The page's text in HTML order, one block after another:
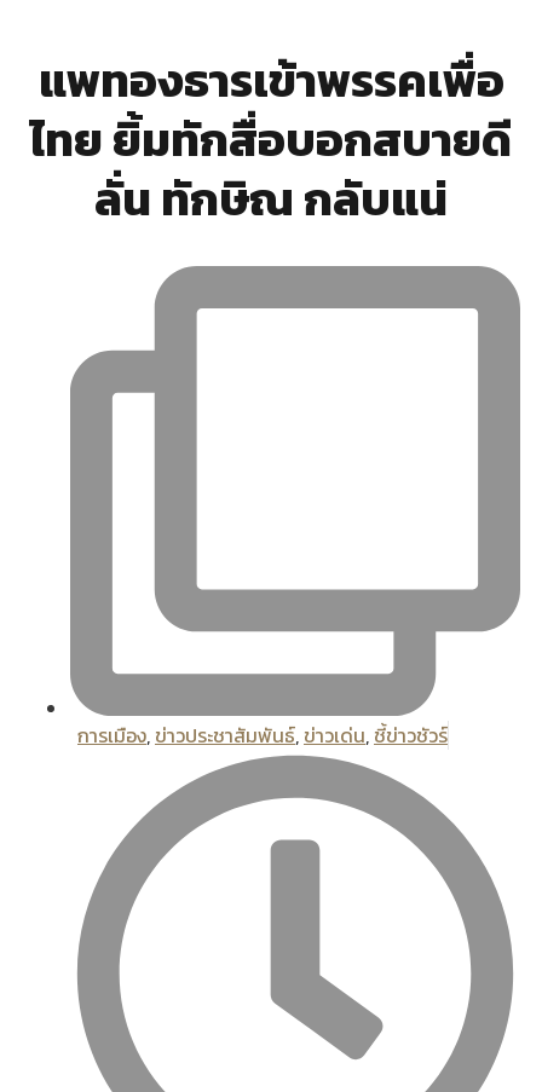
แพทองธารเข้าพรรคเพื่อ
ไทย ยิ้มทักสื่อบอกสบายดี
ลั่น ทักษิณ กลับแน่
การเมือง, ข่าวประชาสัมพันธ์, ข่าวเด่น, ชี้ข่าวชัวร์